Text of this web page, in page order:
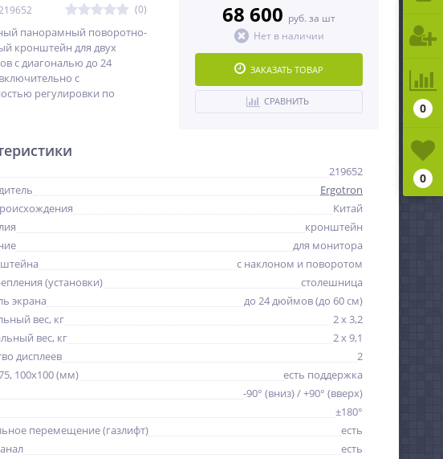
(0)
панорамный поворотно-
кронштейн для двух
с диагональю до 24
c
регулировки по
68 600 руб. за шт
Нет в наличии
ЗАКАЗАТЬ ТОВАР
СРАВНИТЬ
219652
Ergotron
Китай
кронштейн
для монитора
с наклоном и поворотом
(установки)
столешница
экрана
до 24 дюймов (до 60 см)
вес, кг
2 x 3,2
вес, кг
2 x 9,1
дисплеев
2
100x100 (мм)
есть поддержка
-90° (вниз) / +90° (вверх)
±180°
перемещение (газлифт)
есть
есть
0
0